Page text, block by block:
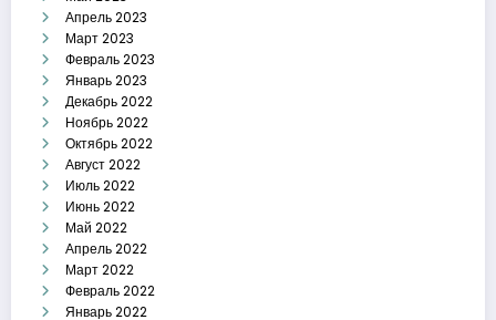
Апрель 2023
Март 2023
Февраль 2023
Январь 2023
Декабрь 2022
Ноябрь 2022
Октябрь 2022
Август 2022
Июль 2022
Июнь 2022
Май 2022
Апрель 2022
Март 2022
Февраль 2022
Январь 2022